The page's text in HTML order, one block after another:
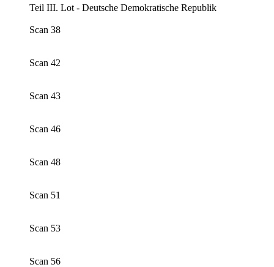
Teil III. Lot - Deutsche Demokratische Republik
Scan 38
Scan 42
Scan 43
Scan 46
Scan 48
Scan 51
Scan 53
Scan 56